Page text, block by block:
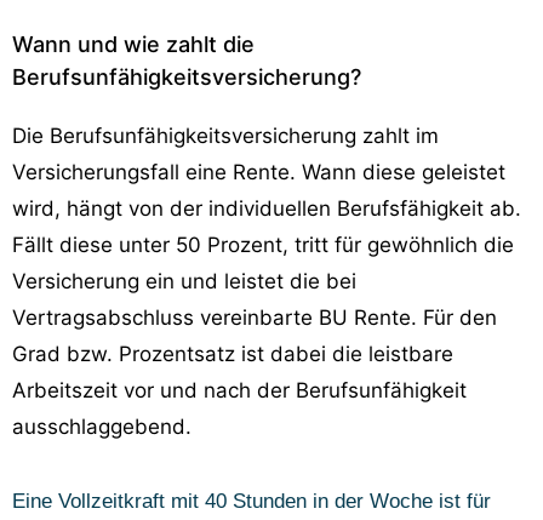
Wann und wie zahlt die
Berufsunfähigkeitsversicherung?
Die Berufsunfähigkeitsversicherung zahlt im
Versicherungsfall eine Rente. Wann diese geleistet
wird, hängt von der individuellen Berufsfähigkeit ab.
Fällt diese unter 50 Prozent, tritt für gewöhnlich die
Versicherung ein und leistet die bei
Vertragsabschluss vereinbarte BU Rente. Für den
Grad bzw. Prozentsatz ist dabei die leistbare
Arbeitszeit vor und nach der Berufsunfähigkeit
ausschlaggebend.
Eine Vollzeitkraft mit 40 Stunden in der Woche ist für